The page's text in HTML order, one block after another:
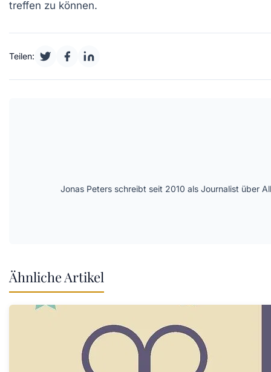
treffen zu können.
Teilen:
Jonas Peters schreibt seit 2010 als Journalist über
Ähnliche Artikel